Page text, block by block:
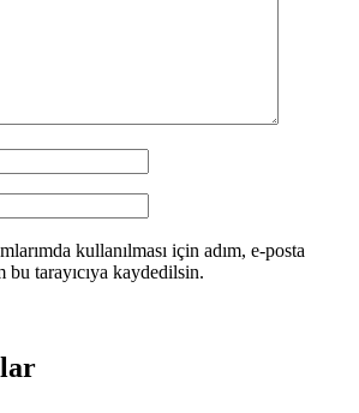
kullanılması için adım, e-posta
bu tarayıcıya kaydedilsin.